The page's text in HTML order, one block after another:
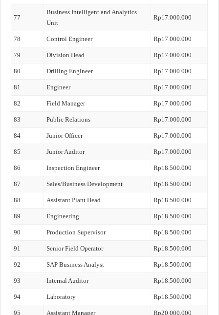
77
Business Intelligent and Analytics
Unit
Rp17.000.000
78 Control Engineer Rp17.000.000
79 Division Head Rp17.000.000
80 Drilling Engineer Rp17.000.000
81 Engineer Rp17.000.000
82 Field Manager Rp17.000.000
83 Public Relations Rp17.000.000
84 Junior Officer Rp17.000.000
85 Junior Auditor Rp17.000.000
86 Inspection Engineer Rp18.500.000
87 Sales/Business Development Rp18.500.000
88 Assistant Plant Head Rp18.500.000
89 Engineering Rp18.500.000
90 Production Supervisor Rp18.500.000
91 Senior Field Operator Rp18.500.000
92 SAP Business Analyst Rp18.500.000
93 Internal Auditor Rp18.500.000
94 Laboratory Rp18.500.000
95 Assistant Manager Rp20.000.000